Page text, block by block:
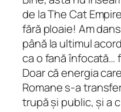
de la The Cat
fără ploaie! Am
până la ultimul
ca o fană înfocată…
Doar că energia
Romane s-a
trupă și public, și a